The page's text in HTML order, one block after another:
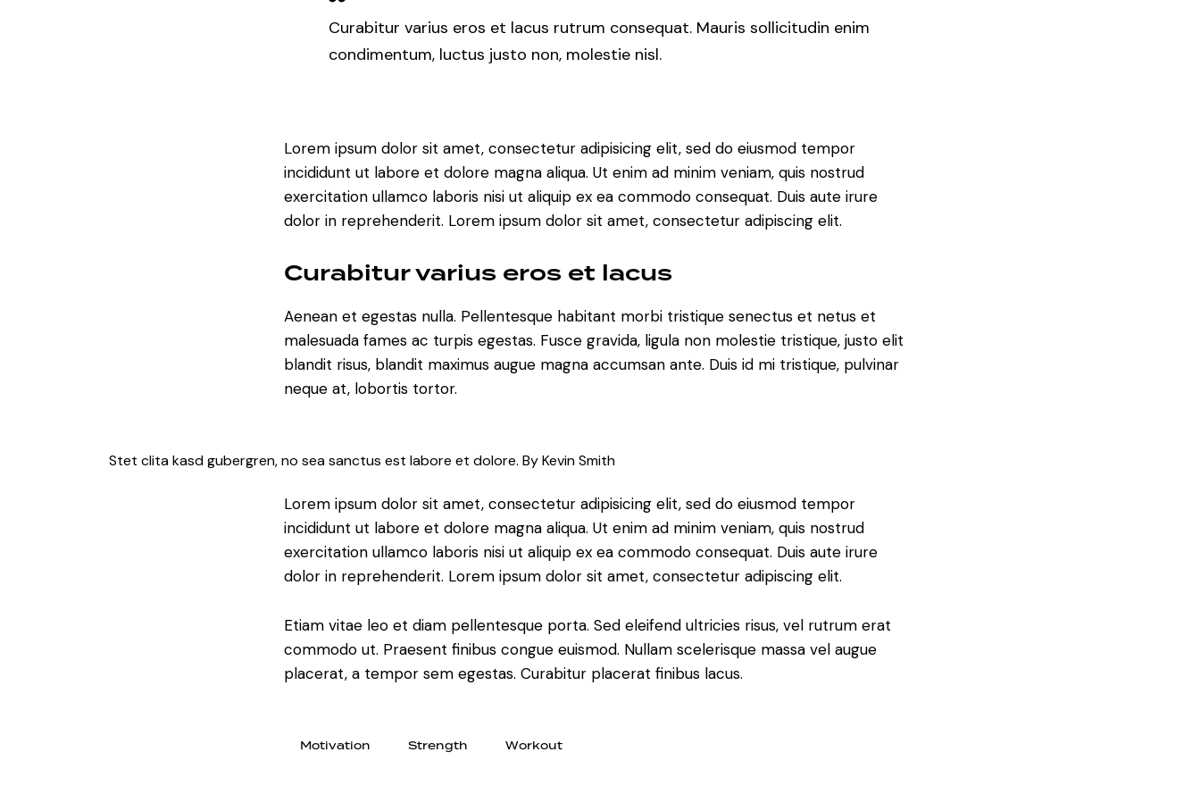
Curabitur varius eros et lacus rutrum consequat. Mauris sollicitudin enim
condimentum, luctus justo non, molestie nisl.
Lorem ipsum dolor sit amet, consectetur adipisicing elit, sed do eiusmod tempor
incididunt ut labore et dolore magna aliqua. Ut enim ad minim veniam, quis nostrud
exercitation ullamco laboris nisi ut aliquip ex ea commodo consequat. Duis aute irure
dolor in reprehenderit. Lorem ipsum dolor sit amet, consectetur adipiscing elit.
Curabitur varius eros et lacus
Aenean et egestas nulla. Pellentesque habitant morbi tristique senectus et netus et
malesuada fames ac turpis egestas. Fusce gravida, ligula non molestie tristique, justo elit
blandit risus, blandit maximus augue magna accumsan ante. Duis id mi tristique, pulvinar
neque at, lobortis tortor.
Stet clita kasd gubergren, no sea sanctus est labore et dolore. ByKevin Smith
Lorem ipsum dolor sit amet, consectetur adipisicing elit, sed do eiusmod tempor
incididunt ut labore et dolore magna aliqua. Ut enim ad minim veniam, quis nostrud
exercitation ullamco laboris nisi ut aliquip ex ea commodo consequat. Duis aute irure
dolor in reprehenderit. Lorem ipsum dolor sit amet, consectetur adipiscing elit.
Etiam vitae leo et diam pellentesque porta. Sed eleifend ultricies risus, vel rutrum erat
commodo ut. Praesent finibus congue euismod. Nullam scelerisque massa vel augue
placerat, a tempor sem egestas. Curabitur placerat finibus lacus.
Motivation Strength Workout